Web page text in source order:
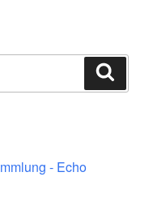
- Echo